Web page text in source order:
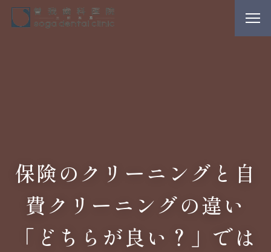
保険のクリーニングと自
費クリーニングの違い
「どちらが良い？」では